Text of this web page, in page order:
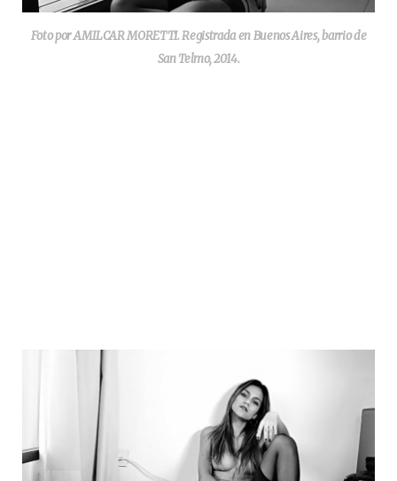
Foto por AMILCAR MORETTI. Registrada en Buenos Aires, barrio de
San Telmo, 2014.